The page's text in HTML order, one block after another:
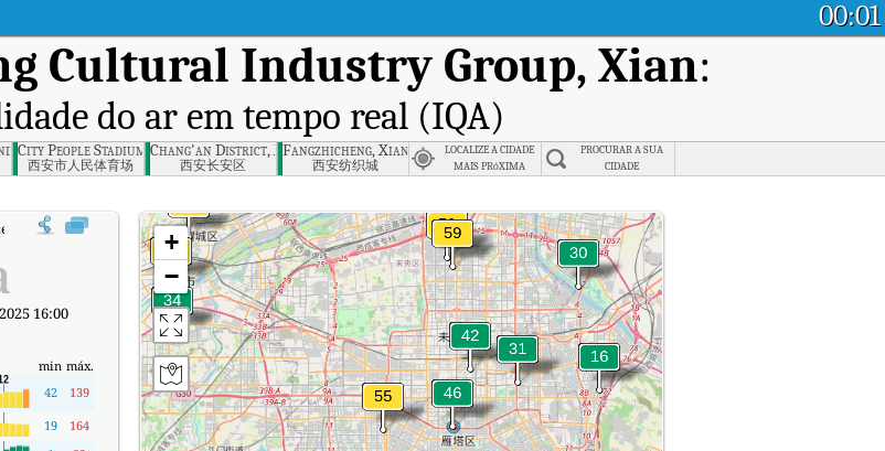
00:01
Cultural Industry Group, Xian:
do ar em tempo real (IQA)
Xian
City People Stadium, Xian
西安市人民体育场
Chang'an District, Xian
西安长安区
Fangzhicheng, Xian
西安纺织城
LOCALIZE A CIDADE
MAIS PRóXIMA
PROCURAR A SUA
CIDADE
de Qualidade do Ar (IQA) em tempo real em Qujiang Cultural Industry Group, Xian.
16:00
min máx.
42
139
19
164
+
−